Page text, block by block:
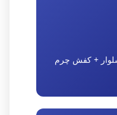
+ کفش چرم